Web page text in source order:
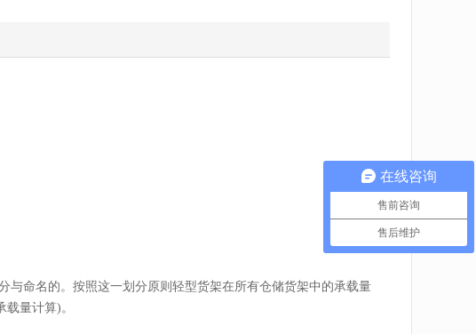
命名的。按照这一划分原则轻型货架在所有仓储货架中的承载量
量计算)。
在线咨询
售前咨询
售后维护